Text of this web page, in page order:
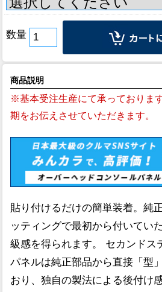
数量
商品説明
※基本受注生産にて承っておりま
期をお伝えさせていただきます。
貼り付けるだけの簡単装着。純
ッティングで最初から付いてい
級感を得られます。 セカンドス
パネルは純正部品から直接「型
おり、独自の製法による後付け